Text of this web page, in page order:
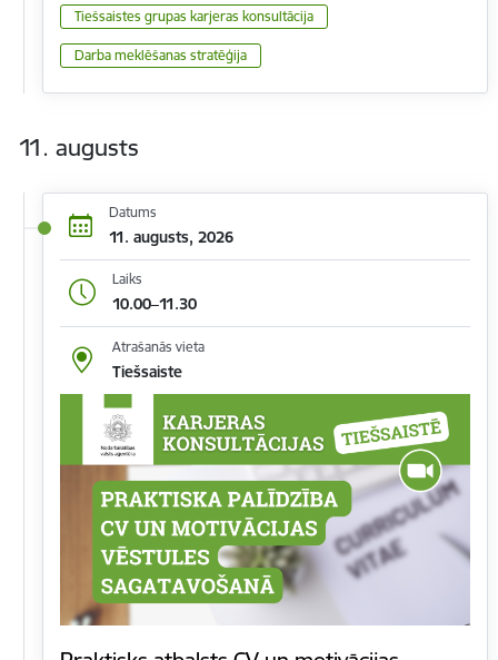
Tiešsaistes grupas karjeras konsultācija
Darba meklēšanas stratēģija
11. augusts
Datums
11. augusts, 2026
Laiks
10.00–11.30
Atrašanās vieta
Tiešsaiste